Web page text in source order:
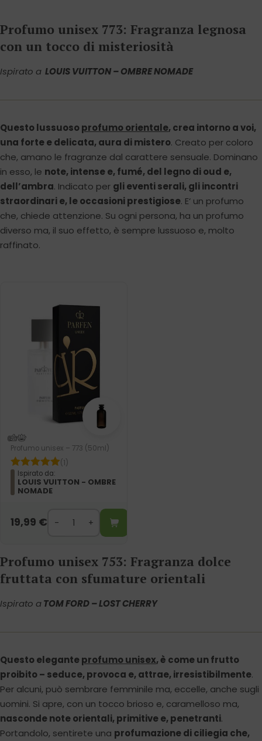
Profumo unisex 773: Fragranza legnosa
con un tocco di misteriosità
Ispirato a LOUIS VUITTON – OMBRE NOMADE
Questo lussuosoprofumo orientale, crea intorno a voi,
una forte e delicata, aura di mistero. Creato per coloro
che, amano le fragranze dal carattere sensuale. Dominano
in esso, le note, intense e, fumé, del legno di oud e,
dell’ambra. Indicato per gli eventi serali, gli incontri
straordinari e, le occasioni prestigiose. E‘ un profumo
che, chiede attenzione. Su ogni persona, ha un profumo
diverso ma, il suo effetto, è sempre lussuoso e, molto
raffinato.
Profumo unisex – 773 (50ml)
(1)
Ispirato da:
LOUIS VUITTON - OMBRE
NOMADE
19,99 €
Profumo unisex 753: Fragranza dolce
fruttata con sfumature orientali
Ispirato aTOM FORD – LOST CHERRY
Questo eleganteprofumo unisex, è come un frutto
proibito – seduce, provoca e, attrae, irresistibilmente.
Per alcuni, può sembrare femminile ma, eccelle, anche sugli
uomini. Si apre, con un tocco brioso e, caramelloso ma,
nasconde note orientali, primitive e, penetranti.
Portandolo, sentirete una profumazione di ciliegia che,